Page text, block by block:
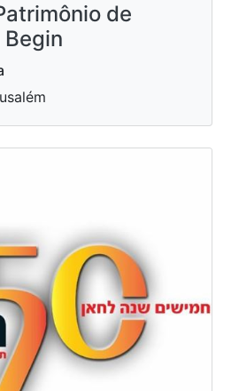
de